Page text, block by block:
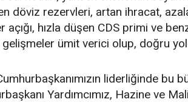
döviz rezervleri, artan ihracat,
açığı, hızla düşen CDS primi ve
gelişmeler ümit verici olup, doğru
liderliğinde bu
Yardımcımız, Hazine ve